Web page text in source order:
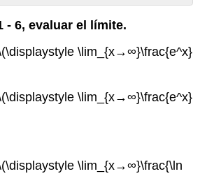
- 6, evaluar el límite.
\lim_{x→∞}\frac{e^x}
\lim_{x→∞}\frac{e^x}
\lim_{x→∞}\frac{\ln